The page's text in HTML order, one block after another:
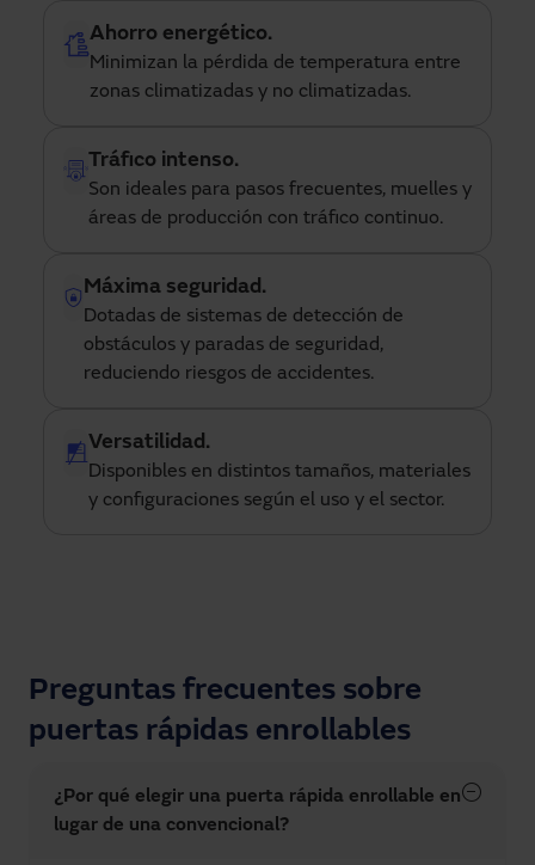
Ahorro energético.
Minimizan la pérdida de temperatura entre
zonas climatizadas y no climatizadas.
Tráfico intenso.
Son ideales para pasos frecuentes, muelles y
áreas de producción con tráfico continuo.
Máxima seguridad.
Dotadas de sistemas de detección de
obstáculos y paradas de seguridad,
reduciendo riesgos de accidentes.
Versatilidad.
Disponibles en distintos tamaños, materiales
y configuraciones según el uso y el sector.
Preguntas frecuentes sobre
puertas rápidas enrollables
¿Por qué elegir una puerta rápida enrollable en
lugar de una convencional?